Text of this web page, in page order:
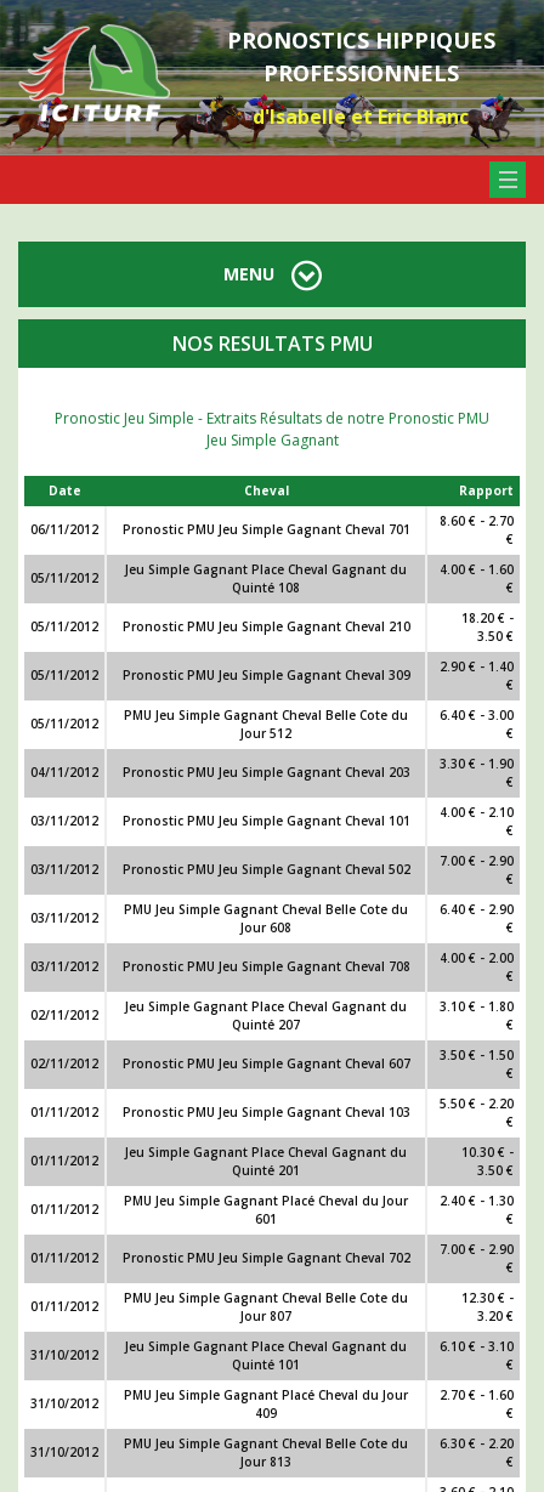
PRONOSTICS HIPPIQUES
PROFESSIONNELS
d'Isabelle et Eric Blanc
NOS RESULTATS PMU
Pronostic Jeu Simple - Extraits Résultats de notre Pronostic PMU
Jeu Simple Gagnant
Date Cheval Rapport
06/11/2012 Pronostic PMU Jeu Simple Gagnant Cheval 701
8.60 € - 2.70
€
05/11/2012
Jeu Simple Gagnant Place Cheval Gagnant du
Quinté 108
4.00 € - 1.60
€
05/11/2012 Pronostic PMU Jeu Simple Gagnant Cheval 210
18.20 € -
3.50 €
05/11/2012 Pronostic PMU Jeu Simple Gagnant Cheval 309
2.90 € - 1.40
€
05/11/2012
PMU Jeu Simple Gagnant Cheval Belle Cote du
Jour 512
6.40 € - 3.00
€
04/11/2012 Pronostic PMU Jeu Simple Gagnant Cheval 203
3.30 € - 1.90
€
03/11/2012 Pronostic PMU Jeu Simple Gagnant Cheval 101
4.00 € - 2.10
€
03/11/2012 Pronostic PMU Jeu Simple Gagnant Cheval 502
7.00 € - 2.90
€
03/11/2012
PMU Jeu Simple Gagnant Cheval Belle Cote du
Jour 608
6.40 € - 2.90
€
03/11/2012 Pronostic PMU Jeu Simple Gagnant Cheval 708
4.00 € - 2.00
€
02/11/2012
Jeu Simple Gagnant Place Cheval Gagnant du
Quinté 207
3.10 € - 1.80
€
02/11/2012 Pronostic PMU Jeu Simple Gagnant Cheval 607
3.50 € - 1.50
€
01/11/2012 Pronostic PMU Jeu Simple Gagnant Cheval 103
5.50 € - 2.20
€
01/11/2012
Jeu Simple Gagnant Place Cheval Gagnant du
Quinté 201
10.30 € -
3.50 €
01/11/2012
PMU Jeu Simple Gagnant Placé Cheval du Jour
601
2.40 € - 1.30
€
01/11/2012 Pronostic PMU Jeu Simple Gagnant Cheval 702
7.00 € - 2.90
€
01/11/2012
PMU Jeu Simple Gagnant Cheval Belle Cote du
Jour 807
12.30 € -
3.20 €
31/10/2012
Jeu Simple Gagnant Place Cheval Gagnant du
Quinté 101
6.10 € - 3.10
€
31/10/2012
PMU Jeu Simple Gagnant Placé Cheval du Jour
409
2.70 € - 1.60
€
31/10/2012
PMU Jeu Simple Gagnant Cheval Belle Cote du
Jour 813
6.30 € - 2.20
€
MENU